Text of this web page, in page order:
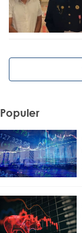
Populer